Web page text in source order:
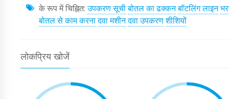
के रूप में चिह्नित:उपकरण सूचीबोतल का ढक्कनबॉटलिंग लाइन
बोतल से काम करनादवा मशीनदवा उपकरणशीशियों
लोकप्रिय खोजें